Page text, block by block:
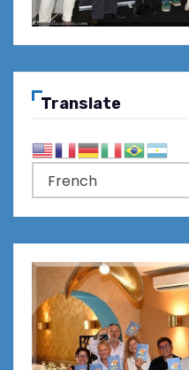
Translate